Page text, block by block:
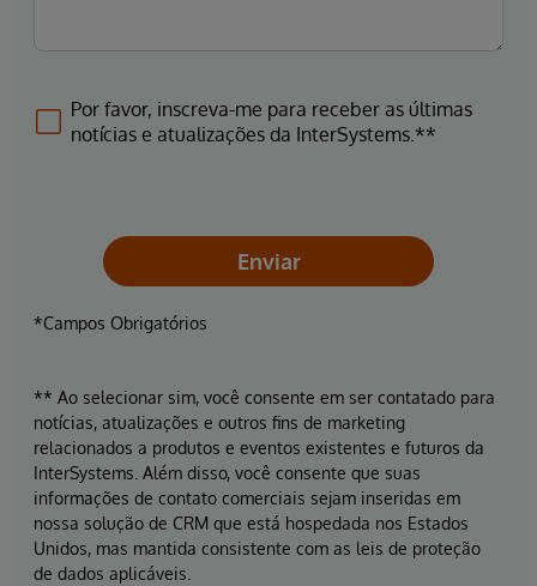
Por favor, inscreva-me para receber as últimas
notícias e atualizações da InterSystems.**
Enviar
*Campos Obrigatórios
** Ao selecionar sim, você consente em ser contatado para
notícias, atualizações e outros fins de marketing
relacionados a produtos e eventos existentes e futuros da
InterSystems. Além disso, você consente que suas
informações de contato comerciais sejam inseridas em
nossa solução de CRM que está hospedada nos Estados
Unidos, mas mantida consistente com as leis de proteção
de dados aplicáveis.